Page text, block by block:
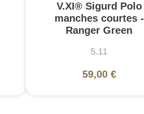
V.XI® Sigurd Polo
manches courtes -
Ranger Green
5.11
59,00 €